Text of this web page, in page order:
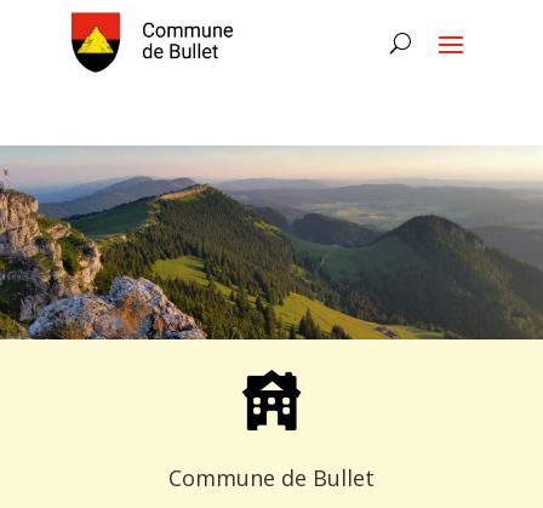
Commune de Bullet